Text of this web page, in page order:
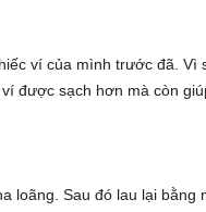
ví của mình trước đã.
được sạch hơn mà còn
loãng. Sau đó lau lại bằng